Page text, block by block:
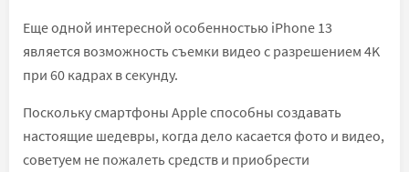
Еще одной интересной особенностью iPhone 13
является возможность съемки видео с разрешением 4K
при 60 кадрах в секунду.
Поскольку смартфоны Apple способны создавать
настоящие шедевры, когда дело касается фото и видео,
советуем не пожалеть средств и приобрести